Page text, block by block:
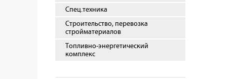
Спец.техника
Строительство, перевозка
стройматериалов
Топливно-энергетический
комплекс